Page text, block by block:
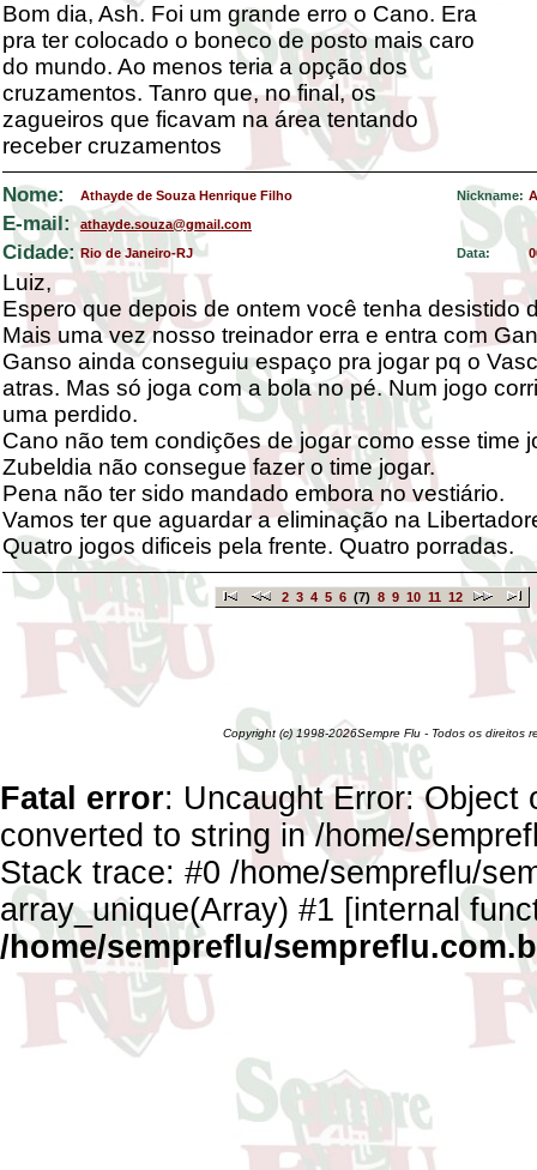
Bom dia, Ash. Foi um grande erro o Cano. Era
pra ter colocado o boneco de posto mais caro
do mundo. Ao menos teria a opção dos
cruzamentos. Tanro que, no final, os
zagueiros que ficavam na área tentando
receber cruzamentos
Nome: Athayde de Souza Henrique Filho Nickname:
E-mail: athayde.souza@gmail.com
Cidade: Rio de Janeiro-RJ Data:
Luiz,
Espero que depois de ontem você tenha desistido
Mais uma vez nosso treinador erra e entra com
Ganso ainda conseguiu espaço pra jogar pq o
atras. Mas só joga com a bola no pé. Num jogo
uma perdido.
Cano não tem condições de jogar como esse time
Zubeldia não consegue fazer o time jogar.
Pena não ter sido mandado embora no vestiário.
Vamos ter que aguardar a eliminação na
Quatro jogos dificeis pela frente. Quatro porradas.
2 3 4 5 6 (7) 8 9 10 11 12
Copyright (c) 1998-2026Sempre Flu - Todos os direitos
Fatal error: Uncaught Error: Object
converted to string in /home/
Stack trace: #0 /home/sempreflu/
array_unique(Array) #1 [internal
/home/sempreflu/